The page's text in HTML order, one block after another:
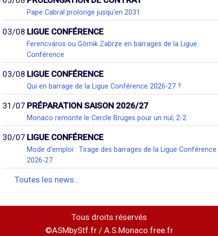
Pape Cabral prolonge jusqu'en 2031
03/08 LIGUE CONFÉRENCE
Ferencváros ou Górnik Zabrze en barrages de la Ligue
Conférence
03/08 LIGUE CONFÉRENCE
Qui en barrage de la Ligue Conférence 2026-27 ?
31/07 PRÉPARATION SAISON 2026/27
Monaco remonte le Cercle Bruges pour un nul, 2-2
30/07 LIGUE CONFÉRENCE
Mode d'emploi : Tirage des barrages de la Ligue Conférence
2026-27
Toutes les news...
Tous droits réservés
©ASMbyStf.fr / A.S.Monaco.free.fr